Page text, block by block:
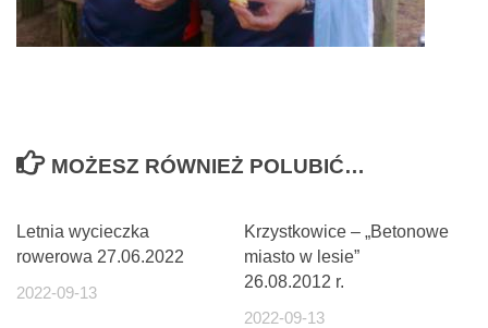
MOŻESZ RÓWNIEŻ POLUBIĆ…
Letnia wycieczka
rowerowa 27.06.2022
2022-09-13
Krzystkowice – „Betonowe
miasto w lesie”
26.08.2012 r.
2022-09-13